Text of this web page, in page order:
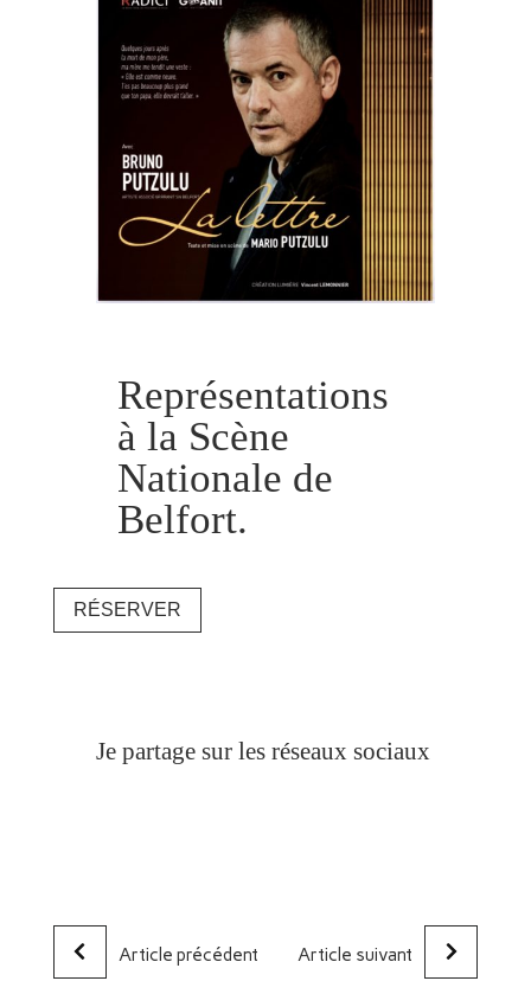
Représentations
à la Scène
Nationale de
Belfort.
RÉSERVER
Je partage sur les réseaux sociaux
Article précédent Article suivant